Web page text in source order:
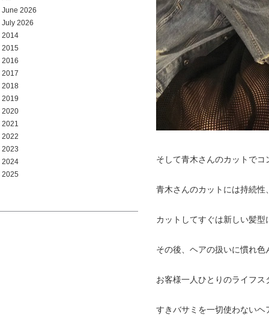
June 2026
July 2026
2014
2015
2016
2017
2018
2019
2020
2021
2022
2023
2024
2025
そして青木さんのカットで
青木さんのカットには持続性
カットしてすぐは新しい髪型
その後、ヘアの扱いに慣れ
お客様一人ひとりのライフ
すきバサミを一切使わない